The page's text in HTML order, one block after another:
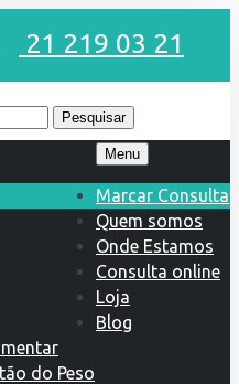
21 219 03 21
Menu
Marcar Consulta
Quem somos
Onde Estamos
Consulta online
Loja
Blog
do Peso